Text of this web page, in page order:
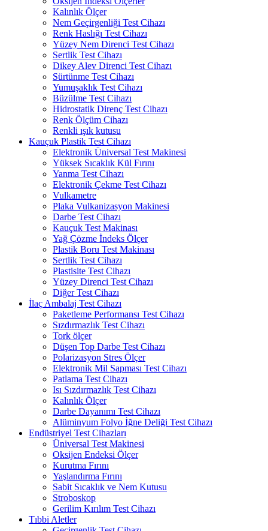
Kalınlık Ölçer
Nem Geçirgenliği Test Cihazı
Renk Haslığı Test Cihazı
Yüzey Nem Direnci Test Cihazı
Sertlik Test Cihazı
Dikey Alev Direnci Test Cihazı
Sürtünme Test Cihazı
Yumuşaklık Test Cihazı
Büzülme Test Cihazı
Hidrostatik Direnç Test Cihazı
Renk Ölçüm Cihazı
Renkli ışık kutusu
Kauçuk Plastik Test Cihazı
Elektronik Üniversal Test Makinesi
Yüksek Sıcaklık Kül Fırını
Yanma Test Cihazı
Elektronik Çekme Test Cihazı
Vulkametre
Plaka Vulkanizasyon Makinesi
Darbe Test Cihazı
Kauçuk Test Makinası
Yağ Çözme İndeks Ölçer
Plastik Boru Test Makinası
Sertlik Test Cihazı
Plastisite Test Cihazı
Yüzey Direnci Test Cihazı
Diğer Test Cihazı
İlaç Ambalaj Test Cihazı
Paketleme Performansı Test Cihazı
Sızdırmazlık Test Cihazı
Tork ölçer
Düşen Top Darbe Test Cihazı
Polarizasyon Stres Ölçer
Elektronik Mil Sapması Test Cihazı
Patlama Test Cihazı
Isı Sızdırmazlık Test Cihazı
Kalınlık Ölçer
Darbe Dayanımı Test Cihazı
Alüminyum Folyo İğne Deliği Test Cihazı
Endüstriyel Test Cihazları
Üniversal Test Makinesi
Oksijen Endeksi Ölçer
Kurutma Fırını
Yaşlandırma Fırını
Sabit Sıcaklık ve Nem Kutusu
Stroboskop
Gerilim Kırılım Test Cihazı
Tıbbi Aletler